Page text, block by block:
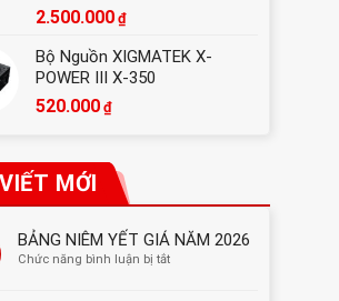
2.500.000 ₫
Bộ Nguồn XIGMATEK X-
POWER III X-350
520.000 ₫
MỚI
BẢNG NIÊM YẾT GIÁ NĂM 2026
Chức năng bình luận bị tắtở